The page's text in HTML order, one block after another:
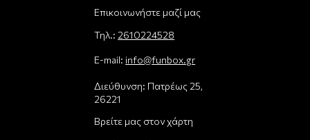
Επικοινωνήστε μαζί μας
Τηλ.: 2610224528
E-mail: info@funbox.gr
Διεύθυνση: Πατρέως 25,
26221
Βρείτε μας στον χάρτη